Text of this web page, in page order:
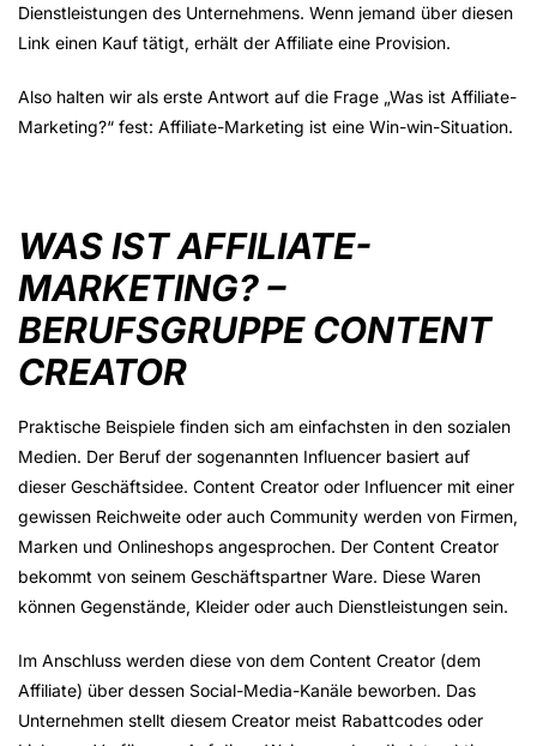
Dienstleistungen des Unternehmens. Wenn jemand über diesen
Link einen Kauf tätigt, erhält der Affiliate eine Provision.
Also halten wir als erste Antwort auf die Frage „Was ist Affiliate-
Marketing?“ fest: Affiliate-Marketing ist eine Win-win-Situation.
WAS IST AFFILIATE-
MARKETING? –
BERUFSGRUPPE CONTENT
CREATOR
Praktische Beispiele finden sich am einfachsten in den sozialen
Medien. Der Beruf der sogenannten Influencer basiert auf
dieser Geschäftsidee. Content Creator oder Influencer mit einer
gewissen Reichweite oder auch Community werden von Firmen,
Marken und Onlineshops angesprochen. Der Content Creator
bekommt von seinem Geschäftspartner Ware. Diese Waren
können Gegenstände, Kleider oder auch Dienstleistungen sein.
Im Anschluss werden diese von dem Content Creator (dem
Affiliate) über dessen Social-Media-Kanäle beworben. Das
Unternehmen stellt diesem Creator meist Rabattcodes oder